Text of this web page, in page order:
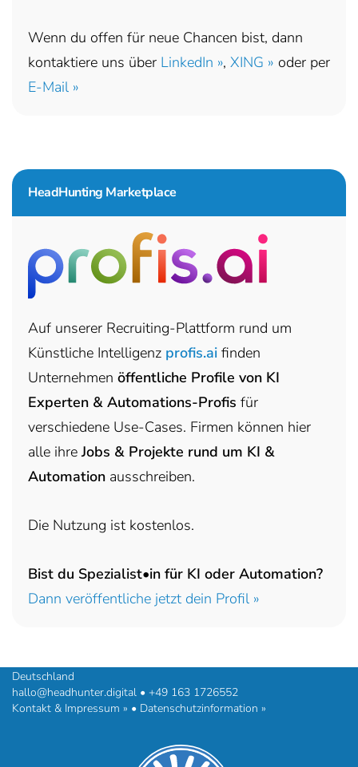
Wenn du offen für neue Chancen bist, dann
kontaktiere uns über LinkedIn », XING » oder per
E-Mail »
HeadHunting Marketplace
Auf unserer Recruiting-Plattform rund um
Künstliche Intelligenz profis.ai finden
Unternehmen öffentliche Profile von KI
Experten & Automations-Profis für
verschiedene Use-Cases. Firmen können hier
alle ihreJobs & Projekte rund um KI &
Automation ausschreiben.
Die Nutzung ist kostenlos.
Bist du Spezialist•in für KI oder Automation?
Dann veröffentliche jetzt dein Profil »
Deutschland
hallo@headhunter.digital • +49 163 1726552
Kontakt & Impressum » • Datenschutzinformation »